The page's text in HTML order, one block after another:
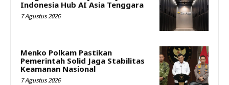
Indonesia Hub AI Asia Tenggara
7 Agustus 2026
Menko Polkam Pastikan
Pemerintah Solid Jaga Stabilitas
Keamanan Nasional
7 Agustus 2026